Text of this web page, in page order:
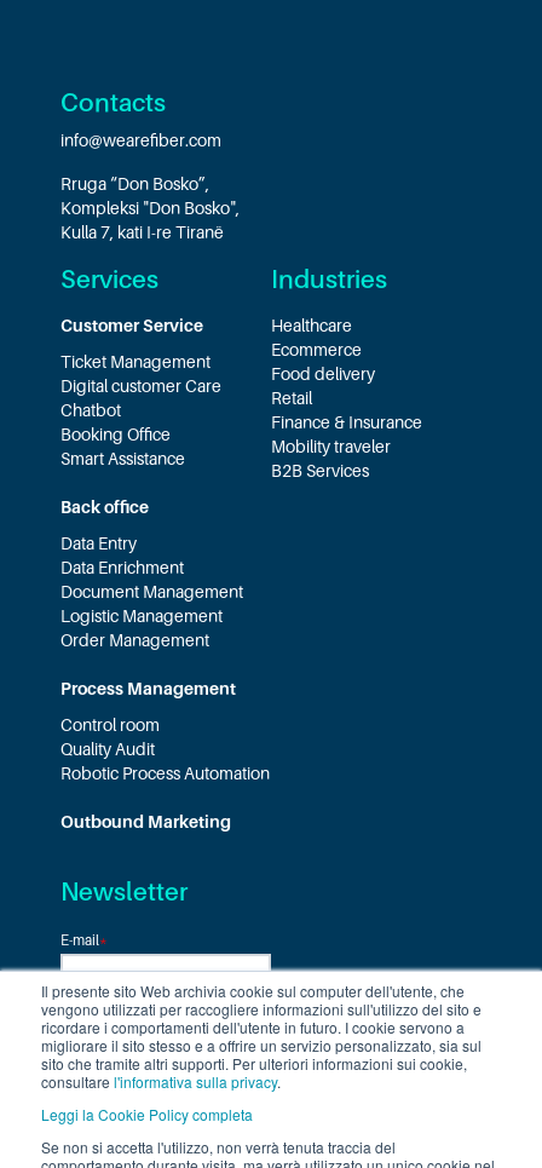
Il presente sito Web archivia cookie sul computer dell'utente, che
vengono utilizzati per raccogliere informazioni sull'utilizzo del sito e
ricordare i comportamenti dell'utente in futuro. I cookie servono a
migliorare il sito stesso e a offrire un servizio personalizzato, sia sul
sito che tramite altri supporti. Per ulteriori informazioni sui cookie,
consultare l'informativa sulla privacy.
Leggi la Cookie Policy completa
Se non si accetta l'utilizzo, non verrà tenuta traccia del
Contacts
info@wearefiber.com
Rruga “Don Bosko”,
Kompleksi "Don Bosko",
Kulla 7, kati I-re Tiranë
Services
Customer Service
Ticket Management
Digital customer Care
Chatbot
Booking Office
Smart Assistance
Back office
Data Entry
Data Enrichment
Document Management
Logistic Management
Order Management
Process Management
Control room
Quality Audit
Robotic Process Automation
Outbound Marketing
Industries
Healthcare
Ecommerce
Food delivery
Retail
Finance & Insurance
Mobility traveler
B2B Services
Newsletter
E-mail*